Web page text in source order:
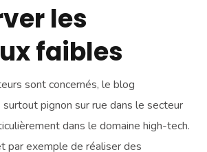
les
faibles
sont concernés, le blog
pignon sur rue dans le secteur
dans le domaine high-tech.
par exemple de réaliser des